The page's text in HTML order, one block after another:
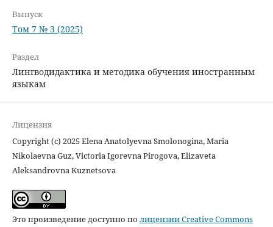
Выпуск
Том 7 № 3 (2025)
Раздел
Лингводидактика и методика обучения иностранным
языкам
Лицензия
Copyright (c) 2025 Elena Anatolyevna Smolonogina, Maria
Nikolaevna Guz, Victoria Igorevna Pirogova, Elizaveta
Aleksandrovna Kuznetsova
Это произведение доступно по лицензии Creative Commons